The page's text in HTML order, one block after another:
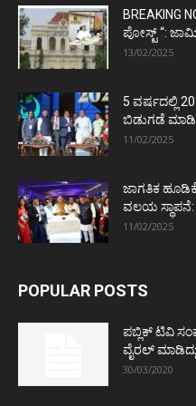
ಪೋಸ್ಟ್‌ “:
13/02/2025
5 ವರ್ಷದಲ್ಲಿ
ಬಿಡುಗಡೆ
11/02/2025
ಜಾಗತಿಕ
ವಲಯ ಸ್ಥಾಪನೆ:
11/02/2025
POPULAR POSTS
ಪಬ್ಲಿಕ್ ಟಿವಿ
ವೈರಲ್
30/03/2020